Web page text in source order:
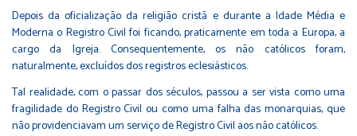
Depois da oficialização da religião cristã e durante a Idade Média e
Moderna o Registro Civil foi ficando, praticamente em toda a Europa, a
cargo da Igreja. Consequentemente, os não católicos foram,
naturalmente, excluídos dos registros eclesiásticos.
Tal realidade, com o passar dos séculos, passou a ser vista como uma
fragilidade do Registro Civil ou como uma falha das monarquias, que
não providenciavam um serviço de Registro Civil aos não católicos.